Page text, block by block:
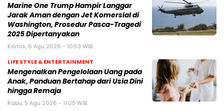
Marine One Trump Hampir Langgar
Jarak Aman dengan Jet Komersial di
Washington, Prosedur Pasca-Tragedi
2025 Dipertanyakan
Kamis, 6 Agu 2026 - 10:53 WIB
LIFE STYLE & ENTERTAINMENT
Mengenalkan Pengelolaan Uang pada
Anak, Panduan Bertahap dari Usia Dini
hingga Remaja
Rabu, 5 Agu 2026 - 11:05 WIB